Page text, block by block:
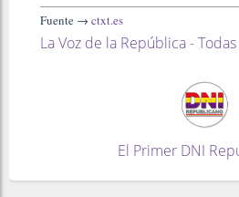
Fuente → ctxt.es
La Voz de la República -
El Primer DNI